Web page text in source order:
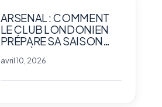
ARSENAL : COMMENT
LE CLUB LONDONIEN
PRÉPARE SA SAISON
CONCURRENCE
avril 10, 2026